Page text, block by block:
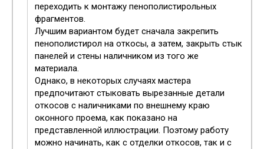
переходить к монтажу пенополистирольных
фрагментов.
Лучшим вариантом будет сначала закрепить
пенополистирол на откосы, а затем, закрыть стык
панелей и стены наличником из того же
материала.
Однако, в некоторых случаях мастера
предпочитают стыковать вырезанные детали
откосов с наличниками по внешнему краю
оконного проема, как показано на
представленной иллюстрации. Поэтому работу
можно начинать, как с отделки откосов, так и с